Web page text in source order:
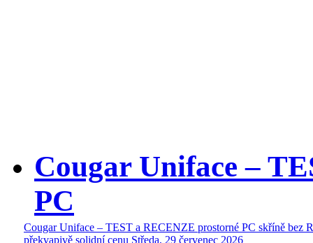
Cougar Uniface –
PC
Cougar Uniface – TEST a RECENZE prostorné PC skříně bez
překvapivě solidní cenu Středa, 29 červenec 2026